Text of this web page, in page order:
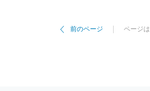
前のページ ページ